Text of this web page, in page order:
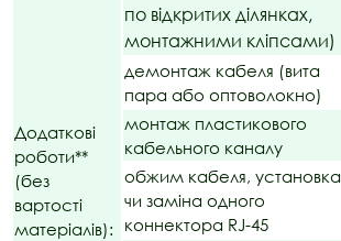
Додаткові
роботи**
(без
вартості
матеріалів):
по відкритих ділянках,
монтажними кліпсами)
демонтаж кабеля (вита
пара або оптоволокно)
монтаж пластикового
кабельного каналу
обжим кабеля, установка
чи заміна одного
коннектора RJ-45